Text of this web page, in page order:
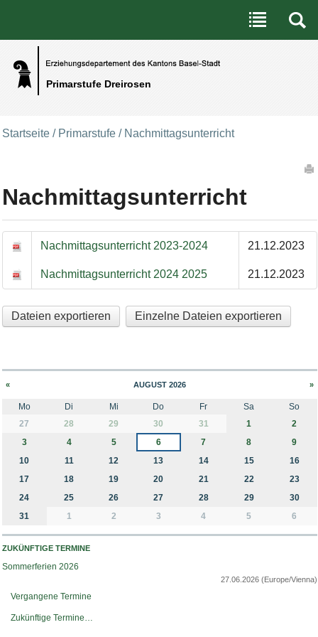
Primarstufe Dreirosen
Benutzerspezifische Werkzeuge
Direkt zum Inhalt|Direkt zur Navigation
Startseite / Primarstufe / Nachmittagsunterricht
Nachmittagsunterricht
NachMittagsUnterricht (Dateien)
Nachmittagsunterricht 2023-2024 21.12.2023
Nachmittagsunterricht 2024 2025 21.12.2023
Dateien exportieren Einzelne Dateien exportieren
« AUGUST 2026 »
month-8
Mo Di Mi Do Fr Sa
So
27
28 29 30 31 1
2
3
4 5 6 7 8
9
10
11 12 13 14 15
16
17
18 19 20 21 22
23
24
25 26 27 28 29
30
31
1 2 3 4 5 6
ZUKÜNFTIGE TERMINE
Sommerferien 2026
27.06.2026(Europe/Vienna)
Vergangene Termine
Zukünftige Termine…